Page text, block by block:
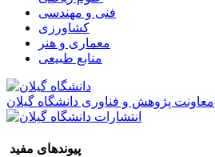
فنی و مهندسی
کشاورزی
معماری و هنر
منابع طبیعی
معاونت پژوهش و فناوری دانشگاه گیلان
پیوندهای مفید